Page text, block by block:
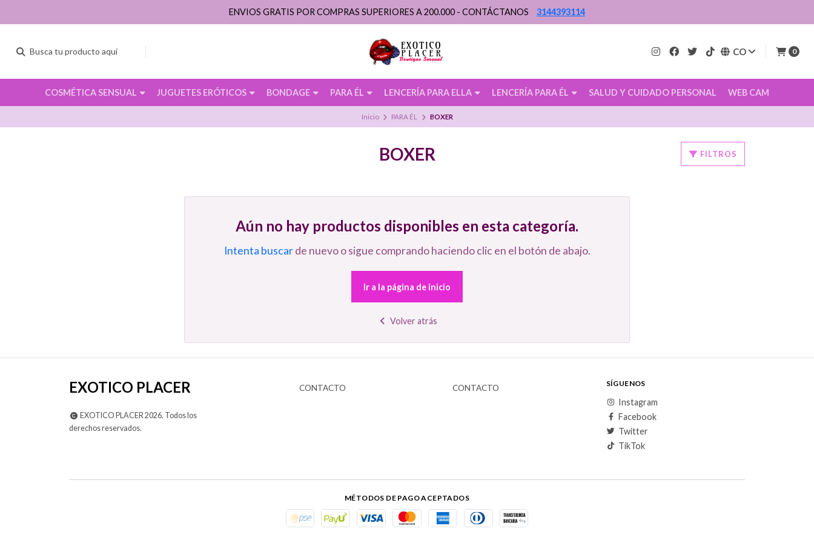
CO 0
COSMÉTICA SENSUAL JUGUETES ERÓTICOS BONDAGE PARA ÉL LENCERÍA PARA ELLA LENCERÍA PARA ÉL SALUD Y CUIDADO PERSONAL WEB CAM
ENVIOS GRATIS POR COMPRAS SUPERIORES A 200.000 - CONTÁCTANOS 3144393114
Inicio PARA ÉL BOXER
BOXER FILTROS
Aún no hay productos disponibles en esta categoría.
Intenta buscarde nuevo o sigue comprando haciendo clic en el botón de abajo.
Ir a la página de inicio
Volver atrás
EXOTICO PLACER
EXOTICO PLACER 2026. Todos los
derechos reservados.
CONTACTO CONTACTO SÍGUENOS
Instagram
Facebook
Twitter
TikTok
MÉTODOS DE PAGO ACEPTADOS